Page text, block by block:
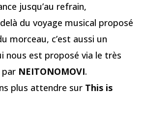
jusqu’au refrain,
du voyage musical proposé
morceau, c’est aussi un
nous est proposé via le très
par NEITONOMOVI.
plus attendre sur This is